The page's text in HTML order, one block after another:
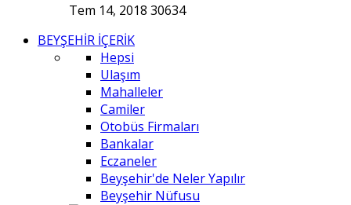
Tem 14, 2018 30634
BEYŞEHİR İÇERİK
Hepsi
Ulaşım
Mahalleler
Camiler
Otobüs Firmaları
Bankalar
Eczaneler
Beyşehir'de Neler Yapılır
Beyşehir Nüfusu